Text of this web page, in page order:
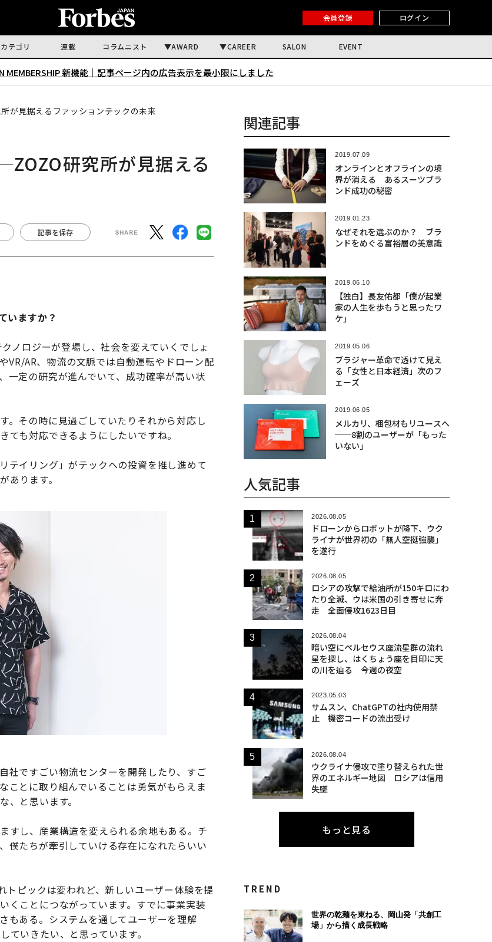
会員登録 ログイン
カテゴリ 連載 コラムニスト AWARD CAREER SALON EVENT
MEMBERSHIP 新機能｜ 記事ページ内の広告表示を最小限にしました
が見据えるファッションテックの未来
研究所が見据える
記事を保存
いますか？
ノロジーが登場し、社会を変えていくでしょ
VR/AR、物流の文脈では自動運転やドローン配
一定の研究が進んでいて、成功確率が高い状
。その時に見過ごしていたりそれから対応し
も対応できるようにしたいですね。
テイリング」がテックへの投資を推し進めて
あります。
社ですごい物流センターを開発したり、すご
ことに取り組んでいることは勇気がもらえま
と思います。
すし、産業構造を変えられる余地もある。チ
僕たちが牽引していける存在になれたらいい
トピックは変われど、新しいユーザー体験を提
くことにつながっています。すでに事業実装
もある。システムを通してユーザーを理解
ていきたい、と思っています。
関連記事
2019.07.09
オンラインとオフラインの境
界が消える あるスーツブラ
ンド成功の秘密
2019.01.23
なぜそれを選ぶのか？ ブラ
ンドをめぐる富裕層の美意識
2019.06.10
【独白】長友佑都「僕が起業
家の人生を歩もうと思ったワ
ケ」
2019.05.06
ブラジャー革命で透けて見え
る「女性と日本経済」次のフ
ェーズ
2019.06.05
メルカリ、梱包材もリユースへ
──8割のユーザーが「もった
いない」
人気記事
2026.08.05
ドローンからロボットが降下、ウク
ライナが世界初の「無人空挺強襲」
を遂行
2026.08.05
ロシアの攻撃で給油所が150キロにわ
たり全滅、ウは米国の引き寄せに奔
走 全面侵攻1623日目
2026.08.04
暗い空にペルセウス座流星群の流れ
星を探し、はくちょう座を目印に天
の川を辿る 今週の夜空
2023.05.03
サムスン、ChatGPTの社内使用禁
止 機密コードの流出受け
2026.08.04
ウクライナ侵攻で塗り替えられた世
界のエネルギー地図 ロシアは信用
失墜
もっと見る
TREND
世界の乾麺を束ねる、岡山発「共創工
場」から描く成長戦略